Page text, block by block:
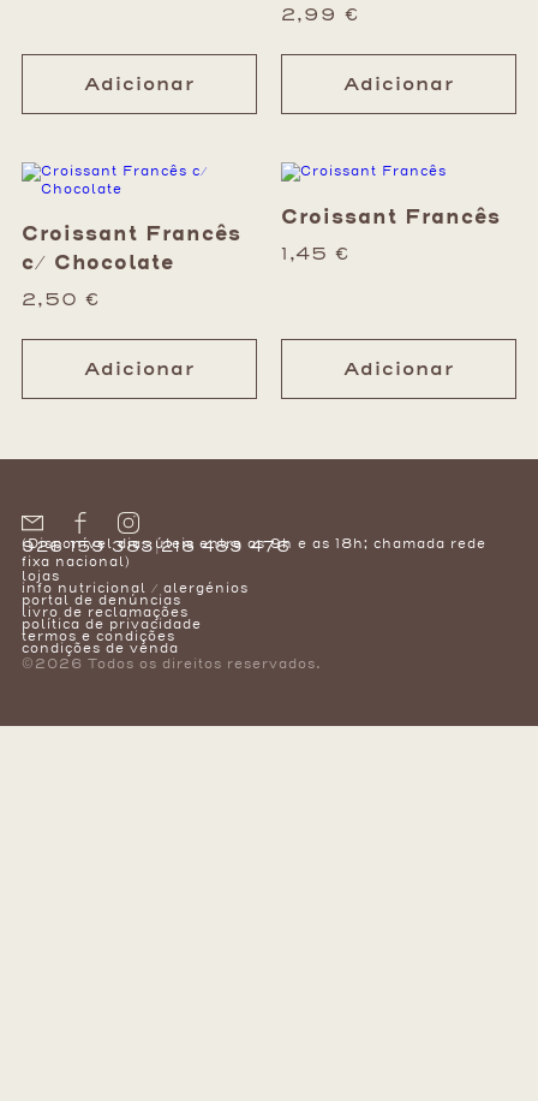
Adicionar
2,99 €
Adicionar
Croissant Francês
c/ Chocolate
2,50 €
Adicionar
Croissant Francês
1,45 €
Adicionar
926 159 383|218 489 476
(Disponível dias úteis entre as 9h e as 18h; chamada rede
fixa nacional)
lojas
info nutricional / alergénios
portal de denúncias
livro de reclamações
política de privacidade
termos e condições
condições de venda
©2026 Todos os direitos reservados.